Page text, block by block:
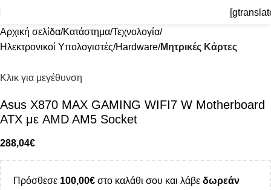
Αρχική σελίδα Κατάστημα Τεχνολογία
Ηλεκτρονικοί Υπολογιστές Hardware Μητρικές Κάρτες
Κλικ για μεγέθυνση
Asus X870 MAX GAMING WIFI7 W Motherboard
ATX με AMD AM5 Socket
288,04€
Πρόσθεσε 100,00€ στο καλάθι σου και λάβε δωρεάν